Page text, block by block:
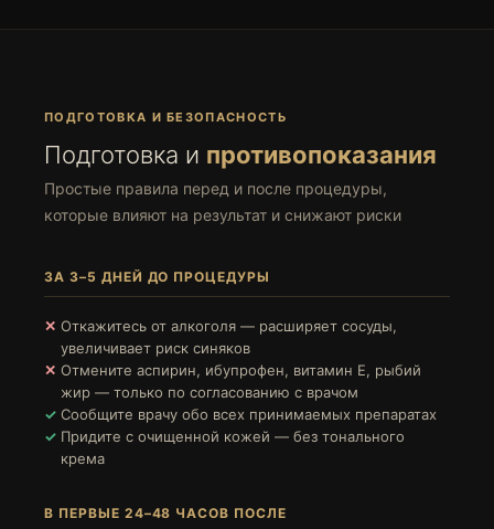
ПОДГОТОВКА И БЕЗОПАСНОСТЬ
Подготовка и противопоказания
Простые правила перед и после процедуры,
которые влияют на результат и снижают риски
ЗА 3–5 ДНЕЙ ДО ПРОЦЕДУРЫ
Откажитесь от алкоголя — расширяет сосуды,
увеличивает риск синяков
Отмените аспирин, ибупрофен, витамин Е, рыбий
жир — только по согласованию с врачом
Сообщите врачу обо всех принимаемых препаратах
Придите с очищенной кожей — без тонального
крема
В ПЕРВЫЕ 24–48 ЧАСОВ ПОСЛЕ